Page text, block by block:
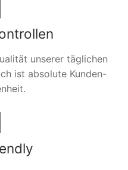
unserer täglichen
ist absolute Kunden-